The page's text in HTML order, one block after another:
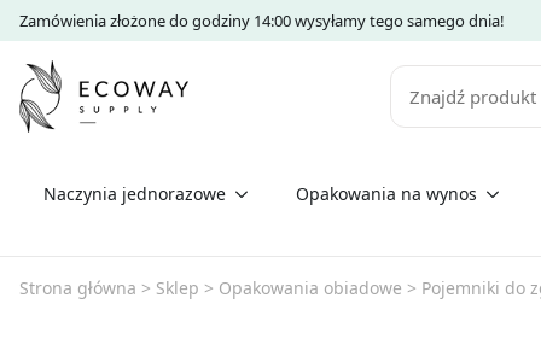
Zamówienia złożone do godziny 14:00 wysyłamy tego samego dnia!
Szukaj
Naczynia jednorazowe Opakowania na wynos
Strona główna > Sklep > Opakowania obiadowe > Pojemniki do